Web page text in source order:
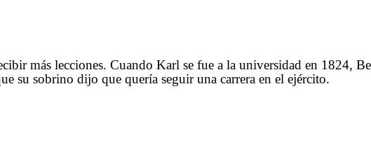
más lecciones. Cuando Karl se fue a la universidad en 1824,
su sobrino dijo que quería seguir una carrera en el ejército.